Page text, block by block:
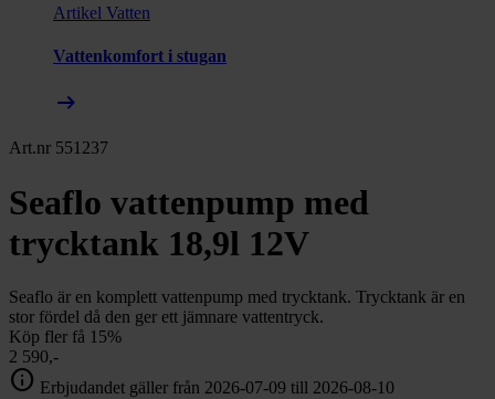
Artikel Vatten
Vattenkomfort i stugan
arrow_right_alt
Art.nr 551237
Seaflo vattenpump med
trycktank 18,9l 12V
Seaflo är en komplett vattenpump med trycktank. Trycktank är en
stor fördel då den ger ett jämnare vattentryck.
Köp fler få 15%
2 590,-
info Erbjudandet gäller från 2026-07-09 till 2026-08-10